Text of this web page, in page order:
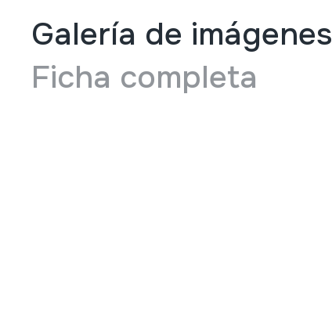
Galería de imágenes
Ficha completa